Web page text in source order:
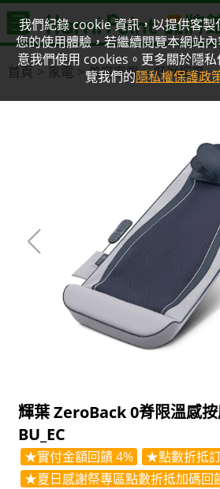
我們紀錄 cookie 資訊，以提供客製
您的使用體驗，若繼續閱覽本網站
意我們使用 cookies。更多關於隱
覽我們的隱私權保護政
首頁 家電 美容家電 舒壓按摩
輝葉 ZeroBack 0脊限溫感
BU_EC
★實付金額回饋 4%
★點數折抵
★夏日感謝祭專區點數折抵加碼回